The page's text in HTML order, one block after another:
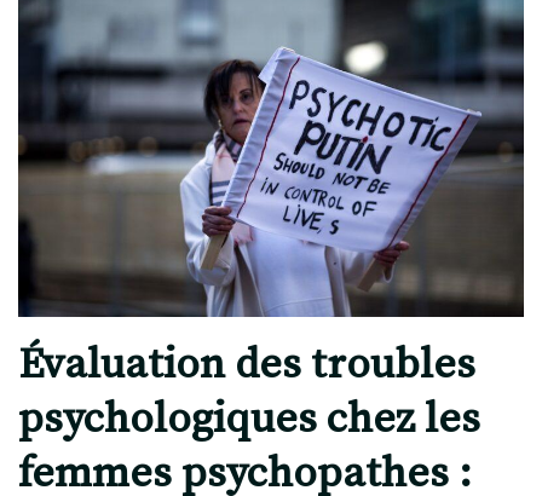
Évaluation des troubles
psychologiques chez les
femmes psychopathes :